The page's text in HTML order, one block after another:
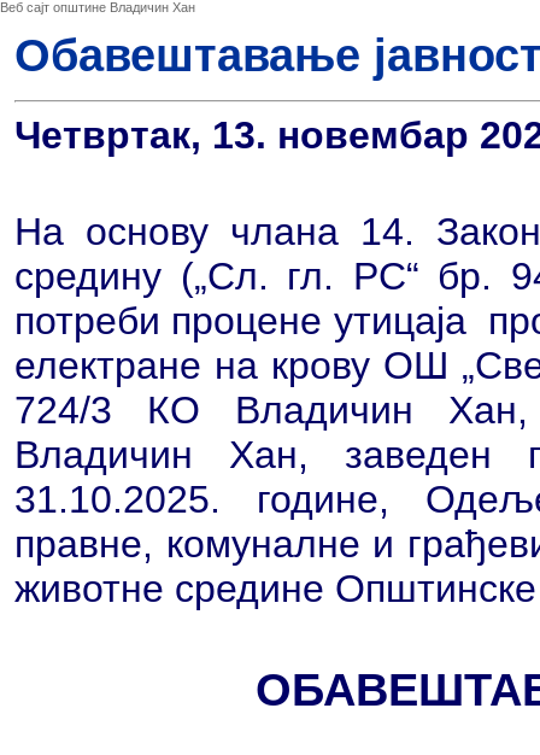
Веб сајт општине Владичин Хан
Обавештавање
Четвртак, 13. новембар
На основу члана 14.
средину („Сл. гл. РС“ бр.
потреби процене утицаја
електране на крову ОШ
724/3 КО Владичин
Владичин Хан, заведен
31.10.2025. године,
правне, комуналне и
животне средине